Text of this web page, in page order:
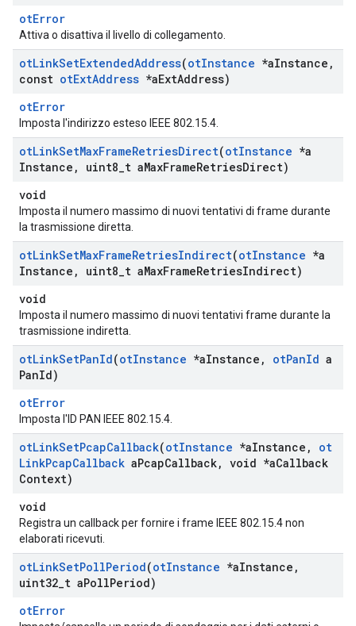
otError
Attiva o disattiva il livello di collegamento.
otLinkSetExtendedAddress(otInstance *aInstance ,
const otExtAddress *aExtAddress)
otError
Imposta l'indirizzo esteso IEEE 802.15.4.
otLinkSetMaxFrameRetriesDirect(otInstance *a
Instance , uint8 t aMaxFrameRetriesDirect)
void
Imposta il numero massimo di nuovi tentativi di frame durante
la trasmissione diretta.
otLinkSetMaxFrameRetriesIndirect(otInstance *a
Instance , uint8 t aMaxFrameRetriesIndirect)
void
Imposta il numero massimo di nuovi tentativi frame durante la
trasmissione indiretta.
otLinkSetPanId(otInstance *aInstance , otPanId a
PanId)
otError
Imposta l'ID PAN IEEE 802.15.4.
otLinkSetPcapCallback(otInstance *aInstance ,
ot
LinkPcapCallback aPcapCallback, void *aCallback
Context)
void
Registra un callback per fornire i frame IEEE 802.15.4 non
elaborati ricevuti.
otLinkSetPollPeriod(otInstance *aInstance ,
uint32 t aPollPeriod)
otError